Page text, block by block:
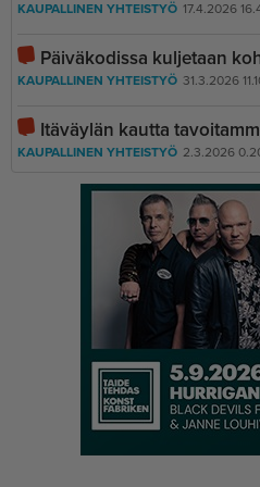
KAUPALLINEN YHTEISTYÖ 17.4.2026
Päiväkodissa kuljetaan
KAUPALLINEN YHTEISTYÖ 31.3.2026
Itäväylän kautta
KAUPALLINEN YHTEISTYÖ 2.3.2026